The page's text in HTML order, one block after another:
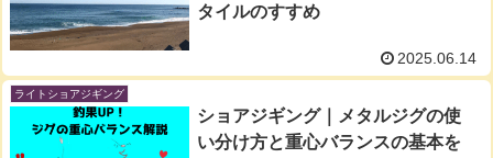
タイルのすすめ
2025.06.14
ライトショアジギング
ショアジギング｜メタルジグの使
い分け方と重心バランスの基本を